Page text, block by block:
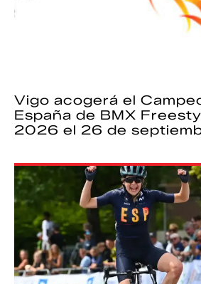
Vigo acogerá el
España de BMX
2026 el 26 de